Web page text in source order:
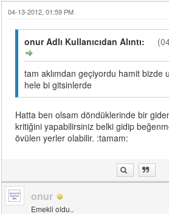
04-13-2012, 01:59 PM
onur Adlı Kullanıcıdan Alıntı:
tam aklımdan geçiyordu hamit bizde
hele bi gitsinlerde
Hatta ben olsam döndüklerinde bir
kritiğini yapabilirsiniz belki gidip
övülen yerler olabilir. :tamam:
onur
Emekli oldu..